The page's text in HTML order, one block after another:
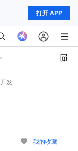
打开 APP
发
我的收藏